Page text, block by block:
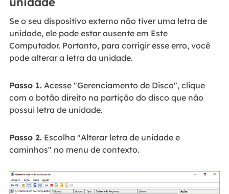
Se o seu dispositivo externo não tiver uma letra de
unidade, ele pode estar ausente em Este
Computador. Portanto, para corrigir esse erro, você
pode alterar a letra da unidade.
Passo 1.Acesse "Gerenciamento de Disco", clique
com o botão direito na partição do disco que não
possui letra de unidade.
Passo 2.Escolha "Alterar letra de unidade e
caminhos" no menu de contexto.